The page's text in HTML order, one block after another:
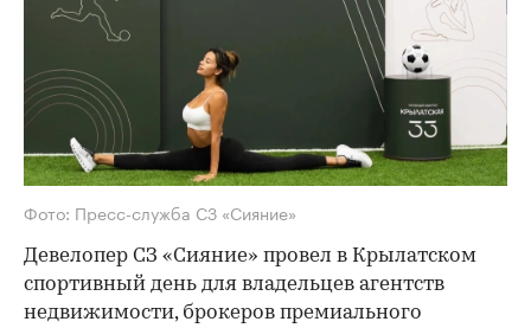
Фото: Пресс-служба СЗ «Сияние»
Девелопер СЗ «Сияние» провел в Крылатском
спортивный день для владельцев агентств
недвижимости, брокеров премиального